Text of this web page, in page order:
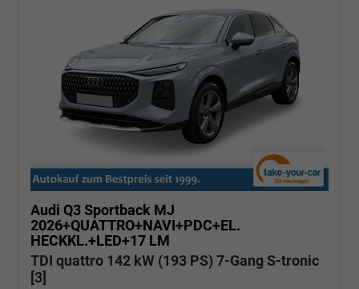
Audi Q3 Sportback MJ
2026+QUATTRO+NAVI+PDC+EL.
HECKKL.+LED+17 LM
TDI quattro 142 kW (193 PS) 7-Gang S-tronic
[3]